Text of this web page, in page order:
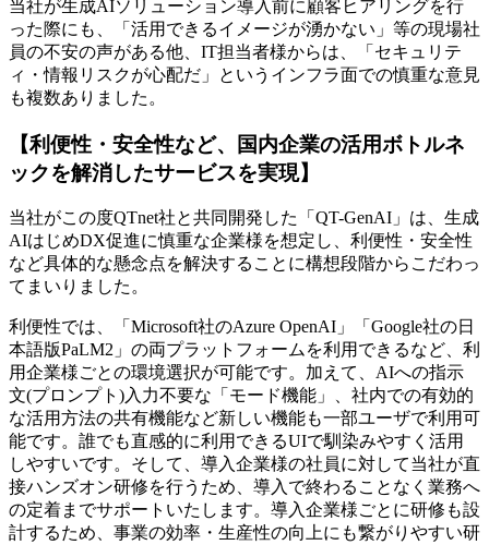
当社が生成AIソリューション導入前に顧客ヒアリングを行
った際にも、「活用できるイメージが湧かない」等の現場社
員の不安の声がある他、IT担当者様からは、「セキュリテ
ィ・情報リスクが心配だ」というインフラ面での慎重な意見
も複数ありました。
【利便性・安全性など、国内企業の活用ボトルネ
ックを解消したサービスを実現】
当社がこの度QTnet社と共同開発した「QT-GenAI」は、生成
AIはじめDX促進に慎重な企業様を想定し、利便性・安全性
など具体的な懸念点を解決することに構想段階からこだわっ
てまいりました。
利便性では、「Microsoft社のAzure OpenAI」「Google社の日
本語版PaLM2」の両プラットフォームを利用できるなど、利
用企業様ごとの環境選択が可能です。加えて、AIへの指示
文(プロンプト)入力不要な「モード機能」、社内での有効的
な活用方法の共有機能など新しい機能も一部ユーザで利用可
能です。誰でも直感的に利用できるUIで馴染みやすく活用
しやすいです。そして、導入企業様の社員に対して当社が直
接ハンズオン研修を行うため、導入で終わることなく業務へ
の定着までサポートいたします。導入企業様ごとに研修も設
計するため、事業の効率・生産性の向上にも繋がりやすい研